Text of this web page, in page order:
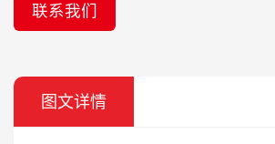
联系我们
图文详情